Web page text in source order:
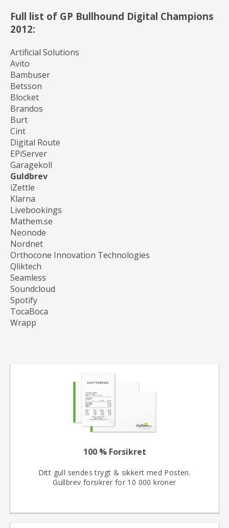
Full list of GP Bullhound Digital Champions
2012:
Artificial Solutions
Avito
Bambuser
Betsson
Blocket
Brandos
Burt
Cint
Digital Route
EPiServer
Garagekoll
Guldbrev
iZettle
Klarna
Livebookings
Mathem.se
Neonode
Nordnet
Orthocone Innovation Technologies
Qliktech
Seamless
Soundcloud
Spotify
TocaBoca
Wrapp
100 % Forsikret
Ditt gull sendes trygt & sikkert med Posten.
Gullbrev forsikrer for 10 000 kroner